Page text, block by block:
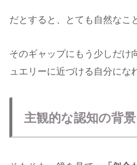
だとすると、とても自然なこ
そのギャップにもう少しだけ
ュエリーに近づける自分にな
主観的な認知の背